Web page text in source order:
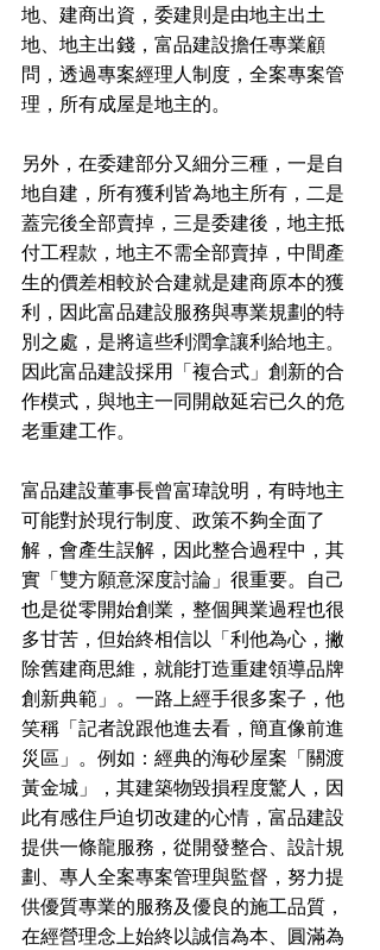
地、建商出資，委建則是由地主出土
地、地主出錢，富品建設擔任專業顧
問，透過專案經理人制度，全案專案管
理，所有成屋是地主的。
另外，在委建部分又細分三種，一是自
地自建，所有獲利皆為地主所有，二是
蓋完後全部賣掉，三是委建後，地主抵
付工程款，地主不需全部賣掉，中間產
生的價差相較於合建就是建商原本的獲
利，因此富品建設服務與專業規劃的特
別之處，是將這些利潤拿讓利給地主。
因此富品建設採用「複合式」創新的合
作模式，與地主一同開啟延宕已久的危
老重建工作。
富品建設董事長曾富瑋說明，有時地主
可能對於現行制度、政策不夠全面了
解，會產生誤解，因此整合過程中，其
實「雙方願意深度討論」很重要。自己
也是從零開始創業，整個興業過程也很
多甘苦，但始終相信以「利他為心，撇
除舊建商思維，就能打造重建領導品牌
創新典範」。一路上經手很多案子，他
笑稱「記者說跟他進去看，簡直像前進
災區」。例如：經典的海砂屋案「關渡
黃金城」，其建築物毀損程度驚人，因
此有感住戶迫切改建的心情，富品建設
提供一條龍服務，從開發整合、設計規
劃、專人全案專案管理與監督，努力提
供優質專業的服務及優良的施工品質，
在經營理念上始終以誠信為本、圓滿為